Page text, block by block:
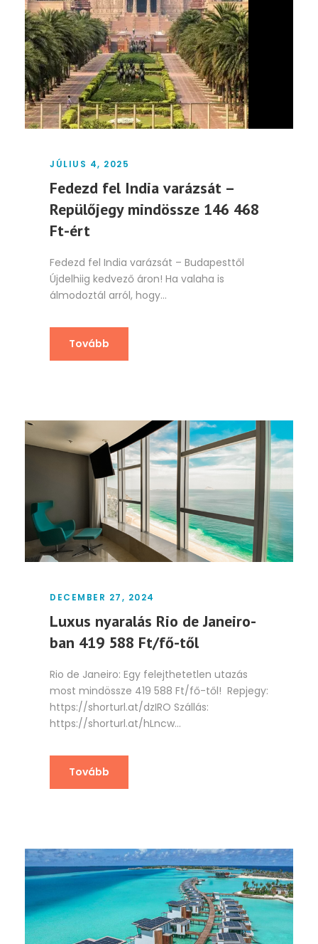
JÚLIUS 4, 2025
Fedezd fel India varázsát –
Repülőjegy mindössze 146 468
Ft-ért
Fedezd fel India varázsát – Budapesttől
Újdelhiig kedvező áron! Ha valaha is
álmodoztál arról, hogy...
Tovább
DECEMBER 27, 2024
Luxus nyaralás Rio de Janeiro-
ban 419 588 Ft/fő-től
Rio de Janeiro: Egy felejthetetlen utazás
most mindössze 419 588 Ft/fő-től! Repjegy:
https://shorturl.at/dzIRO Szállás:
https://shorturl.at/hLncw...
Tovább